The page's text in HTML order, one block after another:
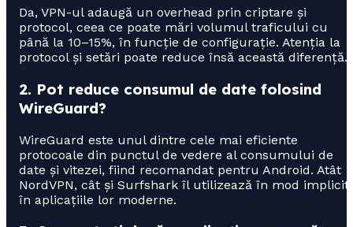
Da, VPN-ul adaugă un overhead prin criptare și
protocol, ceea ce poate mări volumul traficului cu
până la 10–15%, în funcție de configurație. Atenția la
protocol și setări poate reduce însă această diferență.
2. Pot reduce consumul de date folosind
WireGuard?
WireGuard este unul dintre cele mai eficiente
protocoale din punctul de vedere al consumului de
date și vitezei, fiind recomandat pentru Android. Atât
NordVPN, cât și Surfshark îl utilizează în mod implicit
în aplicațiile lor moderne.